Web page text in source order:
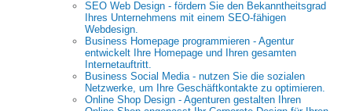
SEO Web Design - fördern Sie den Bekanntheitsgrad
Ihres Unternehmens mit einem SEO-fähigen
Webdesign.
Business Homepage programmieren - Agentur
entwickelt Ihre Homepage und Ihren gesamten
Internetauftritt.
Business Social Media - nutzen Sie die sozialen
Netzwerke, um Ihre Geschäftkontakte zu optimieren.
Online Shop Design - Agenturen gestalten Ihren